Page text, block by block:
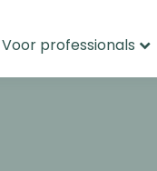
Voor professionals